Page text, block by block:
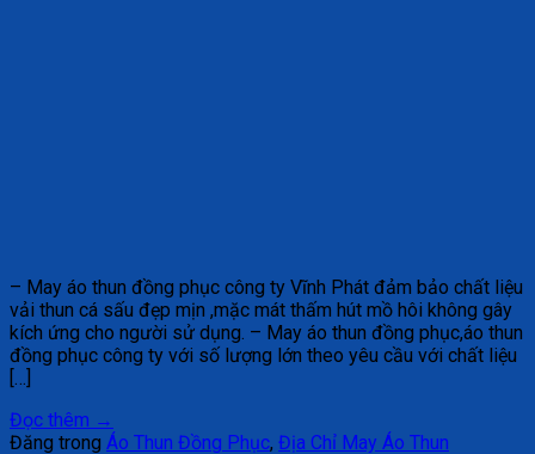
– May áo thun đồng phục công ty Vĩnh Phát đảm bảo chất liệu
vải thun cá sấu đẹp mịn ,mặc mát thấm hút mồ hôi không gây
kích ứng cho người sử dụng. – May áo thun đồng phục,áo thun
đồng phục công ty với số lượng lớn theo yêu cầu với chất liệu
[…]
Đọc thêm →
Đăng trong Áo Thun Đồng Phục, Địa Chỉ May Áo Thun